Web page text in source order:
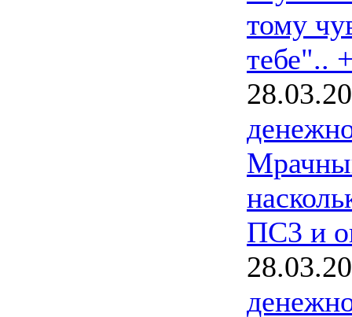
тому
тебе"..
ПС3 и